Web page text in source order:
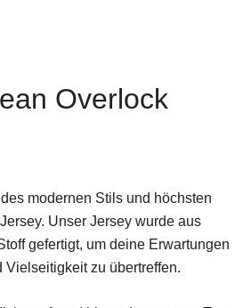
Overlock
modernen Stils und höchsten
Unser Jersey wurde aus
gefertigt, um deine Erwartungen
zu übertreffen.